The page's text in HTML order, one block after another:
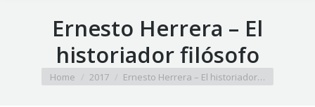
Ernesto Herrera – El
historiador filósofo
You are here:
Home 2017 Ernesto Herrera – El historiador…